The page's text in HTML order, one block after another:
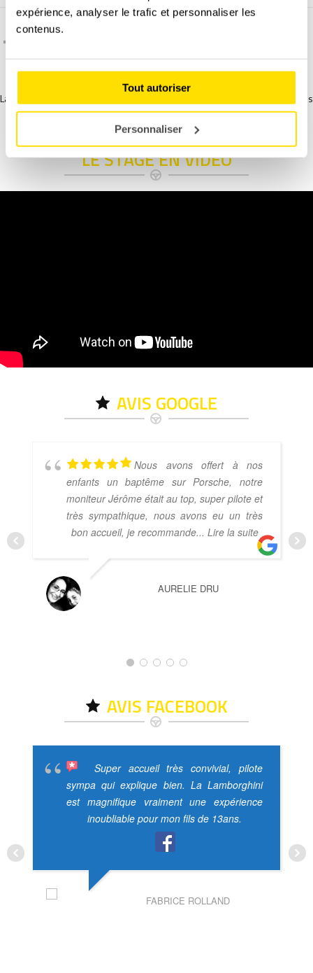
expérience, analyser le trafic et personnaliser les
contenus.
Tout autoriser
Personnaliser
La date est susceptible d’être repoussée si moins de 8 personnes
inscrites.
LE STAGE EN VIDÉO
AVIS GOOGLE
Nous avons offert à nos
enfants un baptême sur Porsche, notre
moniteur Jérôme était au top, super pilote et
très sympathique, nous avons eu un très
bon accueil, je recommande... Lire la suite
AURELIE DRU
AVIS FACEBOOK
Super accueil très convivial, pilote
sympa qui explique bien. La Lamborghini
est magnifique vraiment une expérience
inoubliable pour mon fils de 13ans.
FABRICE ROLLAND